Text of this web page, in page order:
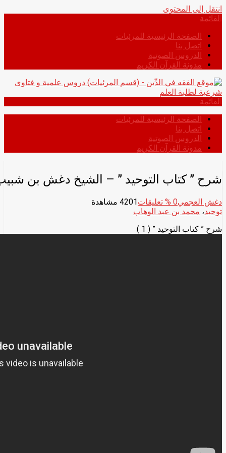
انتقل إلى المحتوى
القائمة
الصفحة الرئيسية للمرئيات
اتصل بنا
الدروس الصوتية
مدونة القرآن الكريم
القائمة
الصفحة الرئيسية للمرئيات
اتصل بنا
الدروس الصوتية
مدونة القرآن الكريم
شرح ” كتاب التوحيد ” – الشيخ دغش بن
دغش العجمي0 % تعليقات4201 مشاهدة
توحيد، محمد بن عبد الوهاب
شرح ” كتاب التوحيد ” ( 1 )